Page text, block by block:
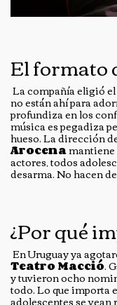
El formato
La compañía eligió
no están ahí para
profundiza en los
música es pegadiza
hueso. La dirección
Arocena
actores, todos
desarma. No hacen
¿Por qué
En Uruguay ya
Teatro Macció.
y tuvieron ocho
todo. Lo que importa